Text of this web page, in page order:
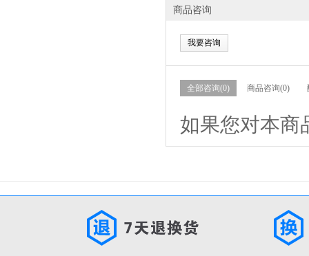
商品咨询
我要咨询
全部咨询(0) 商品咨询(0)
如果您对本商